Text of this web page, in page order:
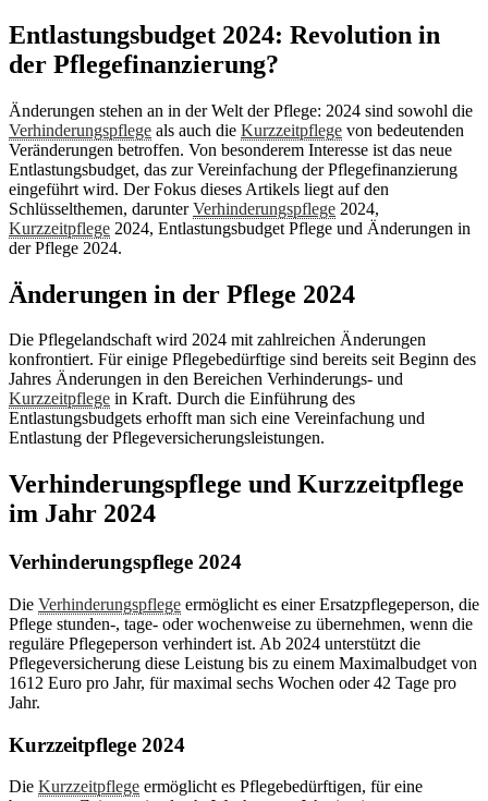
Entlastungsbudget 2024: Revolution in
der Pflegefinanzierung?
Änderungen stehen an in der Welt der Pflege: 2024 sind sowohl die
Verhinderungspflege als auch die Kurzzeitpflege von bedeutenden
Veränderungen betroffen. Von besonderem Interesse ist das neue
Entlastungsbudget, das zur Vereinfachung der Pflegefinanzierung
eingeführt wird. Der Fokus dieses Artikels liegt auf den
Schlüsselthemen, darunterVerhinderungspflege 2024,
Kurzzeitpflege 2024, Entlastungsbudget Pflege und Änderungen in
der Pflege 2024.
Änderungen in der Pflege 2024
Die Pflegelandschaft wird 2024 mit zahlreichen Änderungen
konfrontiert. Für einige Pflegebedürftige sind bereits seit Beginn des
Jahres Änderungen in den Bereichen Verhinderungs- und
Kurzzeitpflege in Kraft. Durch die Einführung des
Entlastungsbudgets erhofft man sich eine Vereinfachung und
Entlastung der Pflegeversicherungsleistungen.
Verhinderungspflege und Kurzzeitpflege
im Jahr 2024
Verhinderungspflege 2024
Die Verhinderungspflege ermöglicht es einer Ersatzpflegeperson, die
Pflege stunden-, tage- oder wochenweise zu übernehmen, wenn die
reguläre Pflegeperson verhindert ist. Ab 2024 unterstützt die
Pflegeversicherung diese Leistung bis zu einem Maximalbudget von
1612 Euro pro Jahr, für maximal sechs Wochen oder 42 Tage pro
Jahr.
Kurzzeitpflege 2024
Die Kurzzeitpflege ermöglicht es Pflegebedürftigen, für eine